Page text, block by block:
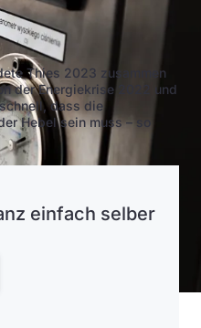
Thies 2023 zusammen
der Energiekrise 2022 und
dass die
Hebel sein muss – so
einfach selber